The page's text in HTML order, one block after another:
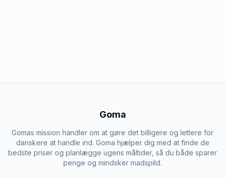
Goma
Gomas mission handler om at gøre det billigere og lettere for
danskere at handle ind. Goma hjælper dig med at finde de
bedste priser og planlægge ugens måltider, så du både sparer
penge og mindsker madspild.